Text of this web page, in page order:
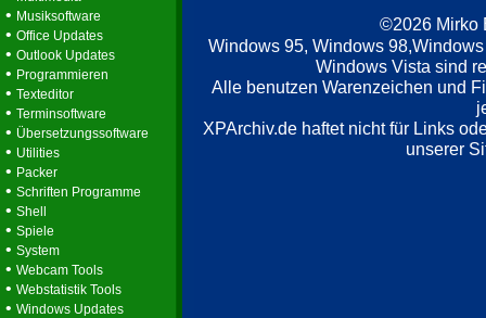
• Musiksoftware
• Office Updates
• Outlook Updates
• Programmieren
• Texteditor
• Terminsoftware
• Übersetzungssoftware
• Utilities
• Packer
• Schriften Programme
• Shell
• Spiele
• System
• Webcam Tools
• Webstatistik Tools
• Windows Updates
©2026 Mirko
Windows 95, Windows
Windows Vista sind
Alle benutzen Warenzeichen und
XPArchiv.de haftet nicht für Links
unserer